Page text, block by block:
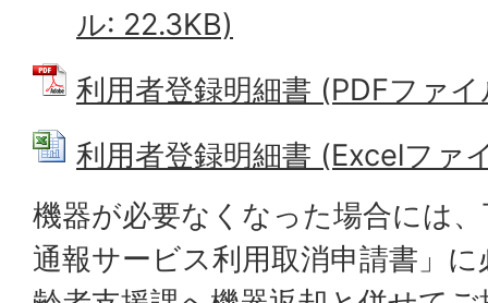
ル: 22.3KB)
利用者登録明細書 (PDFファ
利用者登録明細書 (Excelファ
機器が必要なくなった場合には
通報サービス利用取消申請書」